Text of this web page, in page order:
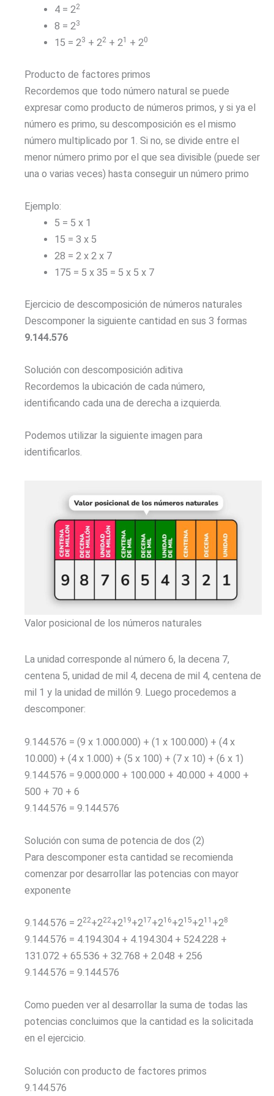
4 = 22
8 = 23
15 = 23 + 22 + 21 + 20
Producto de factores primos
Recordemos que todo número natural se puede
expresar como producto de números primos, y si ya el
número es primo, su descomposición es el mismo
número multiplicado por 1. Si no, se divide entre el
menor número primo por el que sea divisible (puede ser
una o varias veces) hasta conseguir un número primo
Ejemplo:
5 = 5 x 1
15 = 3 x 5
28 = 2 x 2 x 7
175 = 5 x 35 = 5 x 5 x 7
Ejercicio de descomposición de números naturales
Descomponer la siguiente cantidad en sus 3 formas
9.144.576
Solución con descomposición aditiva
Recordemos la ubicación de cada número,
identificando cada una de derecha a izquierda.
Podemos utilizar la siguiente imagen para
identificarlos.
Valor posicional de los números naturales
La unidad corresponde al número 6, la decena 7,
centena 5, unidad de mil 4, decena de mil 4, centena de
mil 1 y la unidad de millón 9. Luego procedemos a
descomponer:
9.144.576 = (9 x 1.000.000) + (1 x 100.000) + (4 x
10.000) + (4 x 1.000) + (5 x 100) + (7 x 10) + (6 x 1)
9.144.576 = 9.000.000 + 100.000 + 40.000 + 4.000 +
500 + 70 + 6
9.144.576 = 9.144.576
Solución con suma de potencia de dos (2)
Para descomponer esta cantidad se recomienda
comenzar por desarrollar las potencias con mayor
exponente
9.144.576 = 222+222+219+217+216+215+211 +28
9.144.576 = 4.194.304 + 4.194.304 + 524.228 +
131.072 + 65.536 + 32.768 + 2.048 + 256
9.144.576 = 9.144.576
Como pueden ver al desarrollar la suma de todas las
potencias concluimos que la cantidad es la solicitada
en el ejercicio.
Solución con producto de factores primos
9.144.576